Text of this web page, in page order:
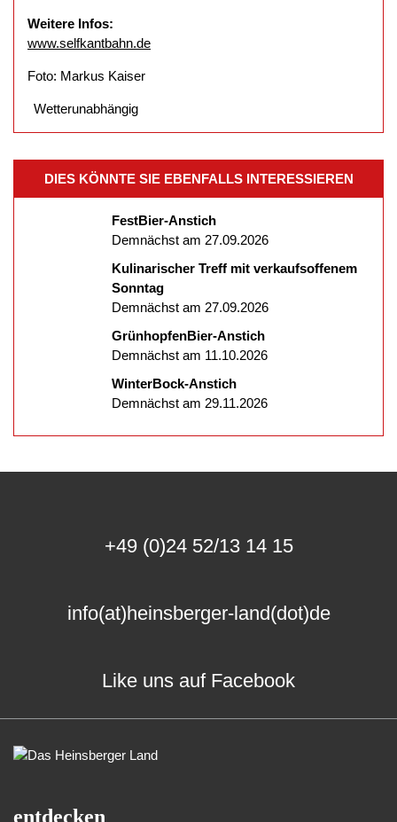
Weitere Infos:
www.selfkantbahn.de
Foto: Markus Kaiser
Wetterunabhängig
DIES KÖNNTE SIE EBENFALLS INTERESSIEREN
FestBier-Anstich
Demnächst am 27.09.2026
Kulinarischer Treff mit verkaufsoffenem
Sonntag
Demnächst am 27.09.2026
GrünhopfenBier-Anstich
Demnächst am 11.10.2026
WinterBock-Anstich
Demnächst am 29.11.2026
+49 (0)24 52/13 14 15
info(at)heinsberger-land(dot)de
Like uns auf Facebook
entdecken